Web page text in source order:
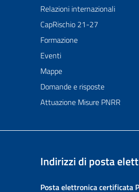
Relazioni internazionali
CapRischio 21-27
Formazione
Eventi
Mappe
Domande e risposte
Attuazione Misure PNRR
Indirizzi di posta
Posta elettronica certificata